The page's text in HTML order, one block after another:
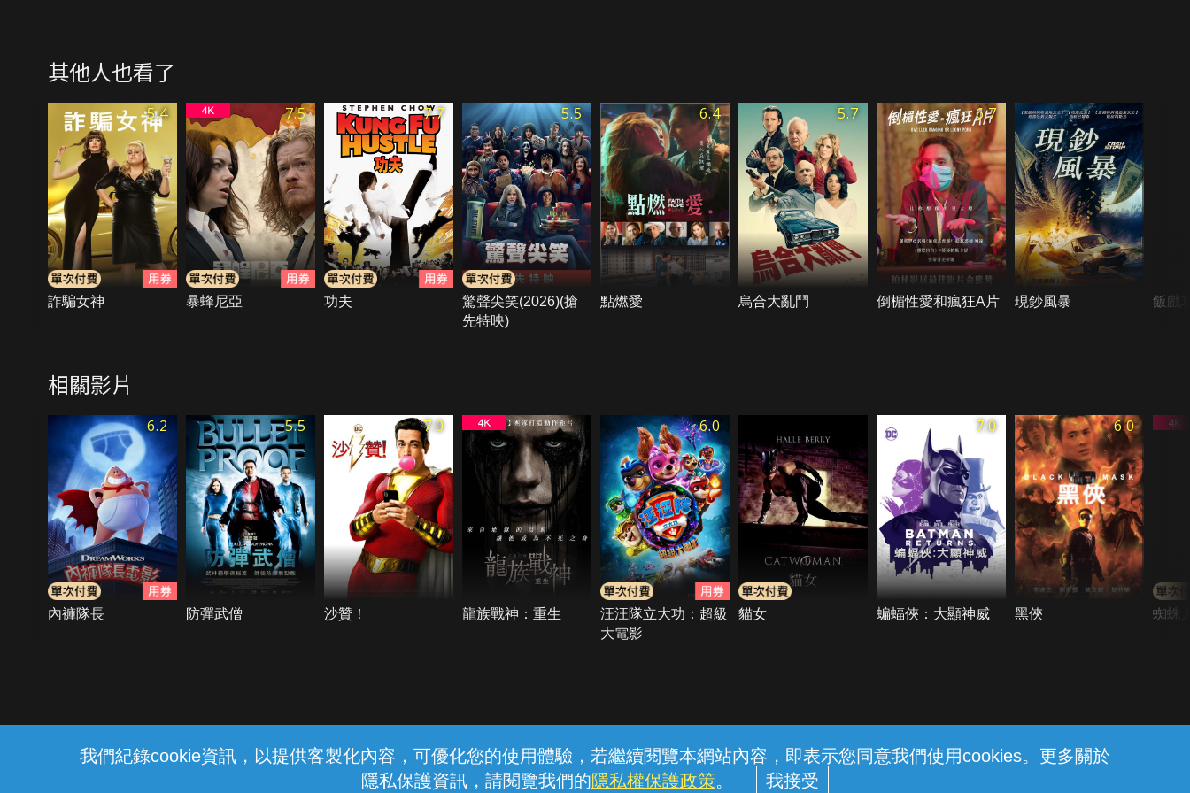
我們紀錄cookie資訊，以提供客製化內容，可優化您的使用體驗，若繼續閱覽本網站內容，即表示您同意我們使用cookies。更多關於
隱私保護資訊，請閱覽我們的隱私權保護政策。
其他人也看了
5.4
詐騙女神
7.5
暴蜂尼亞
7.7
功夫
5.5
驚聲尖笑(2026)(搶
先特映)
6.4
點燃愛
5.7
烏合大亂鬥
6.7
倒楣性愛和瘋狂A片 現鈔風暴 飯戲
相關影片
6.2
內褲隊長
5.5
防彈武僧
7.0
沙贊！ 龍族戰神：重生
6.0
汪汪隊立大功：超級
大電影
貓女
7.0
蝙蝠俠：大顯神威
6.0
黑俠 蜘蛛
線上客服 服務條款 隱私權保護
中華電信股份有限公司個人家庭分公司 (統一編號：96979949) © 2026